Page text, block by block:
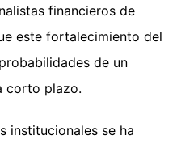
financieros de
este fortalecimiento del
de un
corto plazo.
institucionales se ha